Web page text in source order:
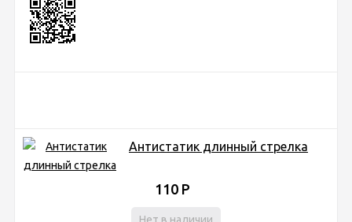
Антистатик длинный стрелка
110 Р
Нет в наличии